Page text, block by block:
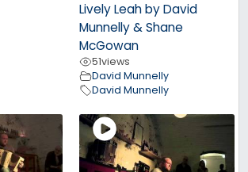
Lively Leah by David
Munnelly & Shane
McGowan
51views
David Munnelly
David Munnelly